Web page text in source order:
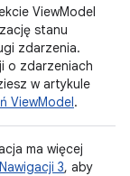
ViewModel
stanu
zdarzenia.
o zdarzeniach
w artykule
ViewModel.
ma więcej
Nawigacji 3, aby